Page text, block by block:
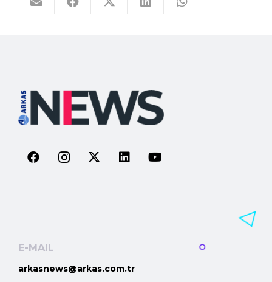
E-MAIL
arkasnews@arkas.com.tr